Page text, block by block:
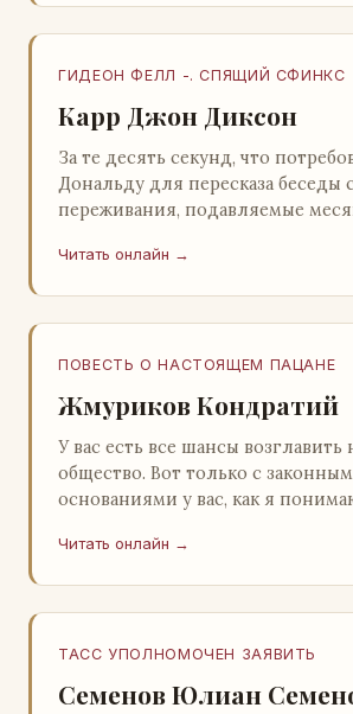
ГИДЕОН ФЕЛЛ -. СПЯЩИЙ СФИНКС
Карр Джон Диксон
За те десять секунд, что
Дональду для пересказа беседы
переживания, подавляемые
среди…
Читать онлайн →
ПОВЕСТЬ О НАСТОЯЩЕМ ПАЦАНЕ
Жмуриков Кондратий
У вас есть все шансы возглавить
общество. Вот только с
основаниями у вас, как я
Натанович. – Что ж, …
Читать онлайн →
ТАСС УПОЛНОМОЧЕН ЗАЯВИТЬ
Семенов Юлиан